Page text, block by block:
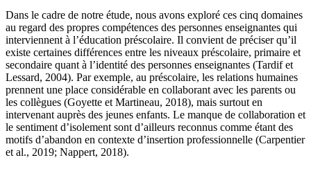
Dans le cadre de notre étude, nous avons exploré ces cinq domaines
au regard des propres compétences des personnes enseignantes qui
interviennent à l’éducation préscolaire. Il convient de préciser qu’il
existe certaines différences entre les niveaux préscolaire, primaire et
secondaire quant à l’identité des personnes enseignantes (Tardif et
Lessard, 2004). Par exemple, au préscolaire, les relations humaines
prennent une place considérable en collaborant avec les parents ou
les collègues (Goyette et Martineau, 2018), mais surtout en
intervenant auprès des jeunes enfants. Le manque de collaboration et
le sentiment d’isolement sont d’ailleurs reconnus comme étant des
motifs d’abandon en contexte d’insertion professionnelle (Carpentier
et al., 2019; Nappert, 2018).